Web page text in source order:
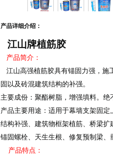
产品详细介绍：
江山牌植筋胶
产品简介：
江山高强植筋胶具有锚固力强，施
固以及砖混建筑结构的补强。
主要成份：聚酯树脂，增强填料。绝
产品主要用途：适用于幕墙支架固
结构补强、建筑物框架植筋、桥梁
锚固螺栓、天生生根、修复预制梁
产品特点：